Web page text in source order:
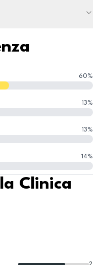
60%
13%
13%
14%
Clinica